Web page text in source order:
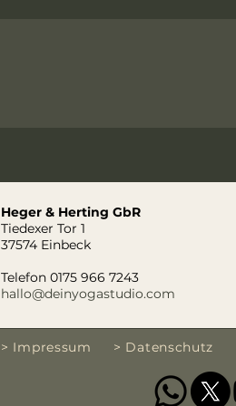
Heger & Herting GbR
Tiedexer Tor 1
37574 Einbeck
Telefon 0175 966 7243
hallo@deinyogastudio.com
> Impressum > Datenschutz